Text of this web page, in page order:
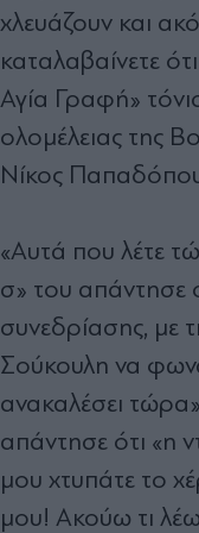
χλευάζουν και
καταλαβαίνετε
Αγία Γραφή»
ολομέλειας της
Νίκος
«Αυτά που λέτε
σ» του απάντησε
συνεδρίασης, με
Σούκουλη να
ανακαλέσει
απάντησε ότι «η
μου χτυπάτε το
μου! Ακούω τι λέω